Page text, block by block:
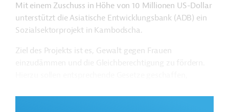
Mit einem Zuschuss in Höhe von 10 Millionen US-Dollar
unterstützt die Asiatische Entwicklungsbank (ADB) ein
Sozialsektorprojekt in Kambodscha.
Ziel des Projekts ist es, Gewalt gegen Frauen